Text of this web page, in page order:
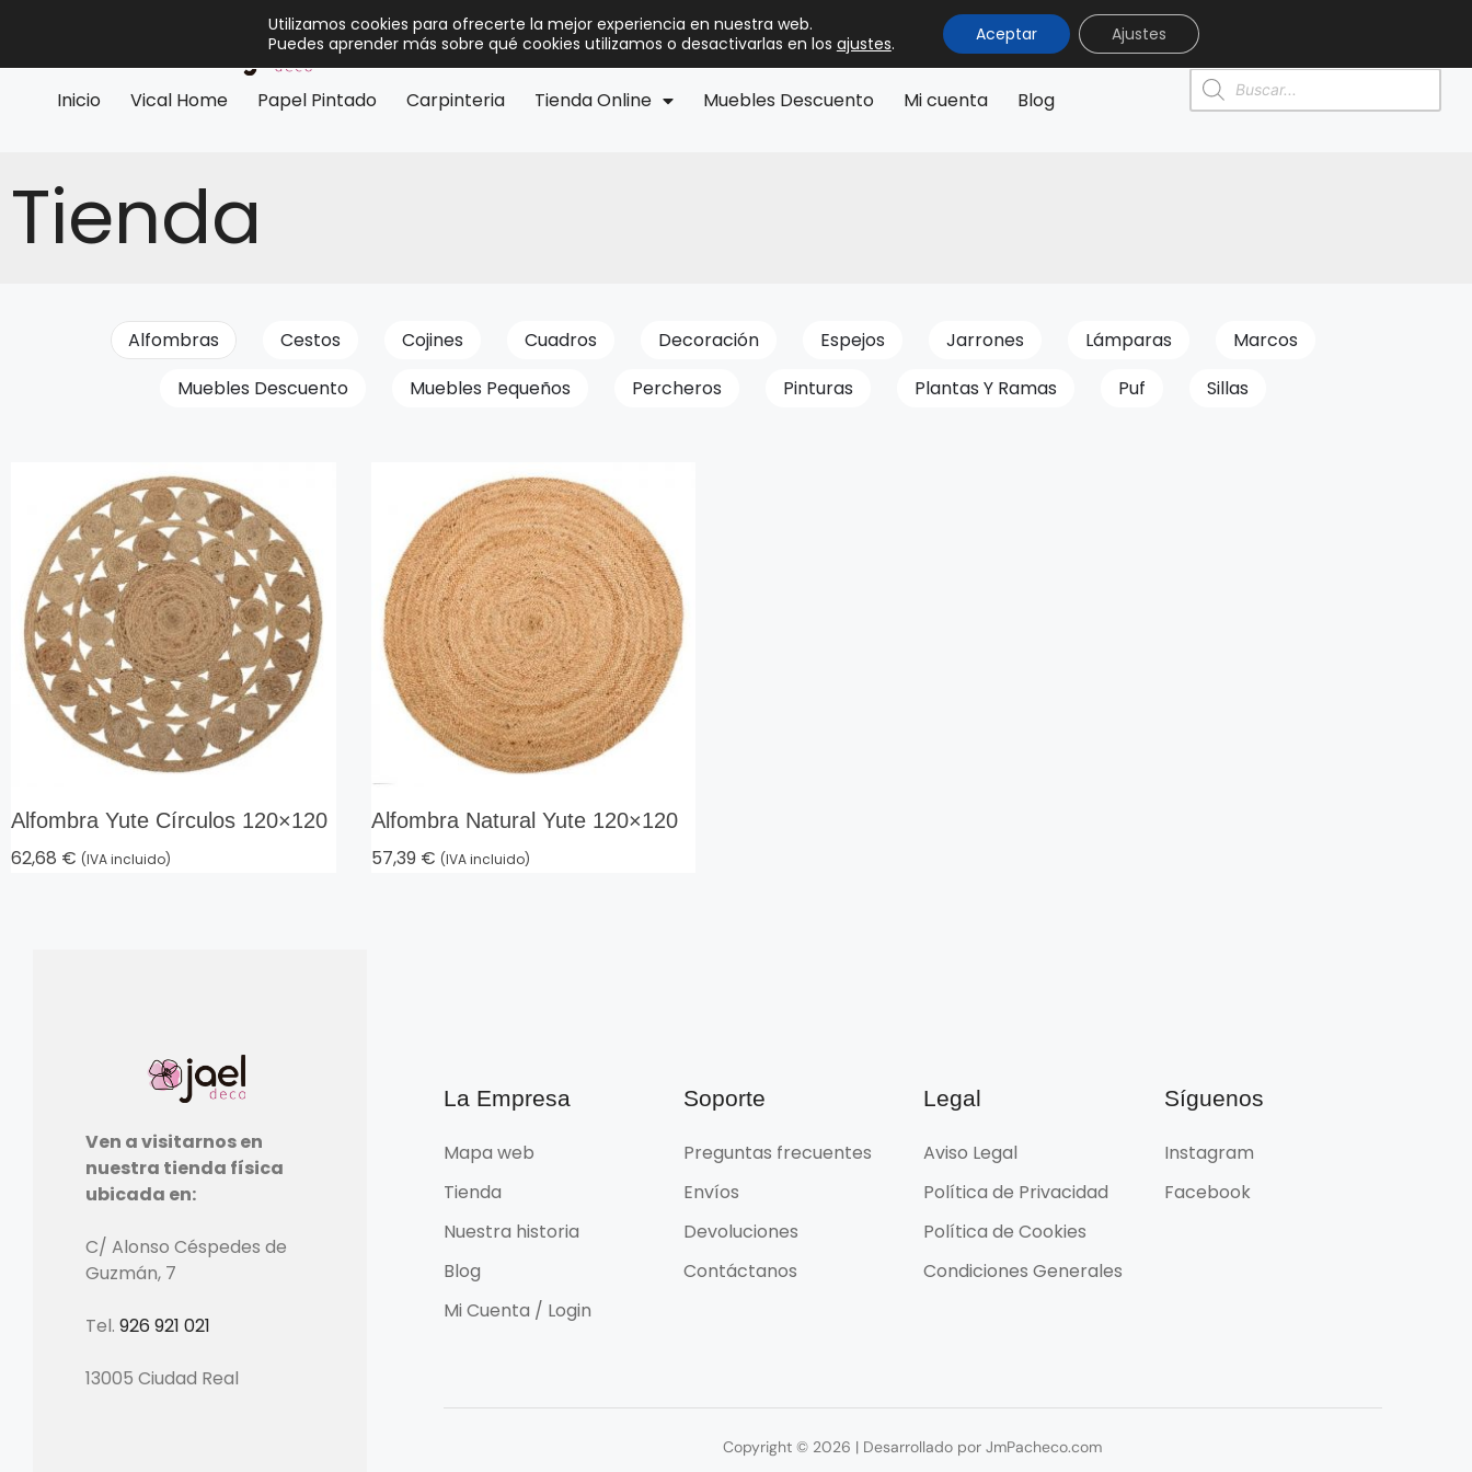
Inicio Vical Home Papel Pintado Carpinteria Tienda Online Muebles Descuento Mi cuenta Blog
Tienda
Alfombras Cestos Cojines Cuadros Decoración Espejos Jarrones Lámparas
Marcos
Muebles Descuento
Muebles Pequeños Percheros Pinturas Plantas Y Ramas Puf Sillas
Alfombra Yute Círculos 120×120
62,68 € (IVA incluido)
Alfombra Natural Yute 120×120
57,39 € (IVA incluido)
Ven a visitarnos en
nuestra tienda física
ubicada en:
C/ Alonso Céspedes de
Guzmán, 7
Tel. 926 921 021
13005 Ciudad Real
La Empresa
Mapa web
Tienda
Nuestra historia
Blog
Mi Cuenta / Login
Soporte
Preguntas frecuentes
Envíos
Devoluciones
Contáctanos
Legal
Aviso Legal
Política de Privacidad
Política de Cookies
Condiciones Generales
Síguenos
Instagram
Facebook
Copyright © 2026 | Desarrollado por JmPacheco.com
Utilizamos cookies para ofrecerte la mejor experiencia en nuestra web.
Puedes aprender más sobre qué cookies utilizamos o desactivarlas en los ajustes. Aceptar Ajustes